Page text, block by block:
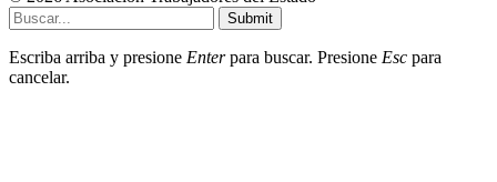
Submit
Escriba arriba y presione Enterpara buscar. Presione Esc para
cancelar.